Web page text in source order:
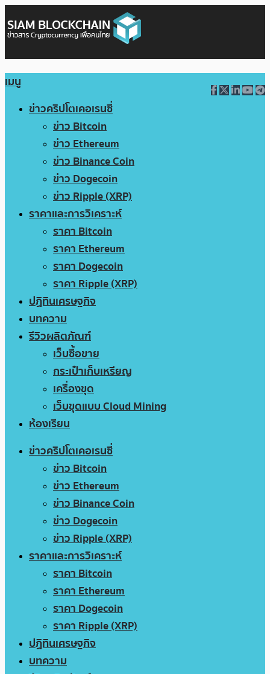
เมนู
ข่าวคริปโตเคอเรนซี่
ข่าว Bitcoin
ข่าว Ethereum
ข่าว Binance Coin
ข่าว Dogecoin
ข่าว Ripple (XRP)
ราคาและการวิเคราะห์
ราคา Bitcoin
ราคา Ethereum
ราคา Dogecoin
ราคา Ripple (XRP)
ปฏิทินเศรษฐกิจ
บทความ
รีวิวผลิตภัณฑ์
เว็บซื้อขาย
กระเป๋าเก็บเหรียญ
เครื่องขุด
เว็บขุดแบบ Cloud Mining
ห้องเรียน
ข่าวคริปโตเคอเรนซี่
ข่าว Bitcoin
ข่าว Ethereum
ข่าว Binance Coin
ข่าว Dogecoin
ข่าว Ripple (XRP)
ราคาและการวิเคราะห์
ราคา Bitcoin
ราคา Ethereum
ราคา Dogecoin
ราคา Ripple (XRP)
ปฏิทินเศรษฐกิจ
บทความ